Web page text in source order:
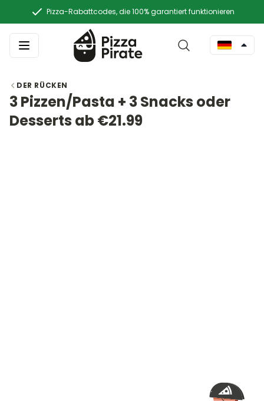
Pizza-Rabattcodes, die 100% garantiert funktionieren
DER RÜCKEN
3 Pizzen/Pasta + 3 Snacks oder
Desserts ab €21.99